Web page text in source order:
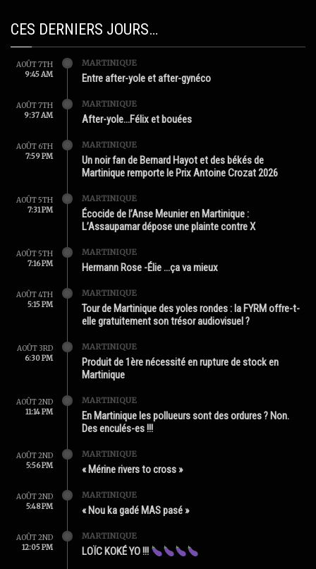
CES DERNIERS JOURS…
AOÛT 7TH
9:45 AM
MARTINIQUE
Entre after-yole et after-gynéco
AOÛT 7TH
9:37 AM
MARTINIQUE
After-yole…Félix et bouées
AOÛT 6TH
7:59 PM
MARTINIQUE
Un noir fan de Bernard Hayot et des békés de
Martinique remporte le Prix Antoine Crozat 2026
AOÛT 5TH
7:31 PM
MARTINIQUE
Écocide de l’Anse Meunier en Martinique :
L’Assaupamar dépose une plainte contre X
AOÛT 5TH
7:16 PM
MARTINIQUE
Hermann Rose -Élie …ça va mieux
AOÛT 4TH
5:15 PM
MARTINIQUE
Tour de Martinique des yoles rondes : la FYRM offre-t-
elle gratuitement son trésor audiovisuel ?
AOÛT 3RD
6:30 PM
MARTINIQUE
Produit de 1ère nécessité en rupture de stock en
Martinique
AOÛT 2ND
11:14 PM
MARTINIQUE
En Martinique les pollueurs sont des ordures ? Non.
Des enculés-es !!!
AOÛT 2ND
5:56 PM
MARTINIQUE
« Mérine rivers to cross »
AOÛT 2ND
5:48 PM
MARTINIQUE
« Nou ka gadé MAS pasé »
AOÛT 2ND
12:05 PM
MARTINIQUE
LOÏC KOKÉ YO !!!